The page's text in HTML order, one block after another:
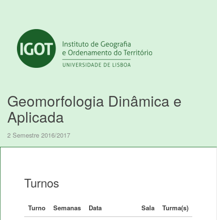
Geomorfologia Dinâmica e
Aplicada
2 Semestre 2016/2017
Turnos
Turno Semanas Data Sala
Turma(s)